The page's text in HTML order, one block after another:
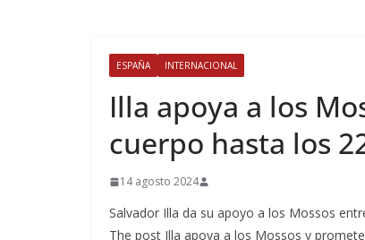
ESPAÑA INTERNACIONAL
Illa apoya a los
cuerpo hasta los
14 agosto 2024
Salvador Illa da su apoyo a los Mossos
The post Illa apoya a los Mossos y